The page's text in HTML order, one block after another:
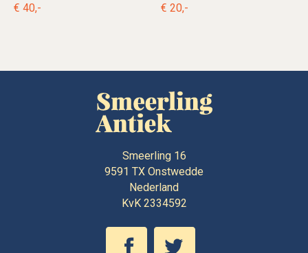
€ 40,-
€ 20,-
Smeerling 16
9591 TX Onstwedde
Nederland
KvK 2334592